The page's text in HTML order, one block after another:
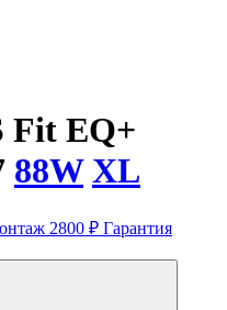
Fit EQ+
88W XL
2800 ₽ Гарантия